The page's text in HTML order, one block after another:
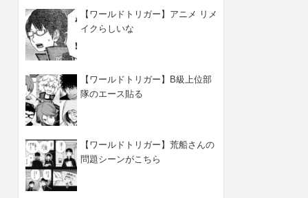
【ワールドトリガー】アニメ リメ
イクらしいな
【ワールドトリガー】B級上位部
隊のエース貼る
【ワールドトリガー】荒船さんの
問題シーンがこちら